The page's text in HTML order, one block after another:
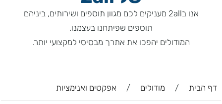
אנו ב2all מעניקים לכם מגוון תוספים ושירותים, ביניהם
תוספים שפיתחנו בעצמנו.
המודולים יהפכו את אתרך מבסיסי למקצועי יותר.
דף הבית / מודולים / אפקטים ואנימציות